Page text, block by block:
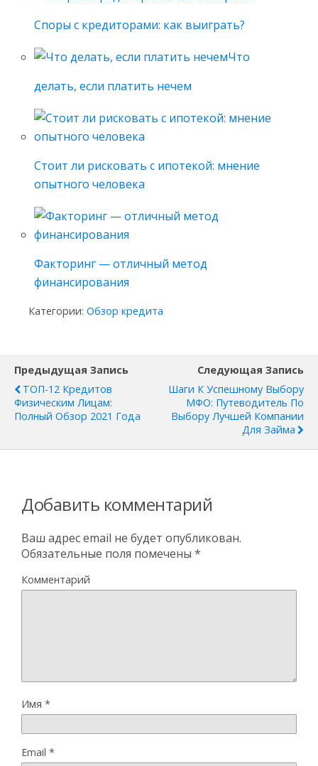
Споры с кредиторами: как выиграть?
Что
делать, если платить нечем
Стоит ли рисковать с ипотекой: мнение
опытного человека
Факторинг — отличный метод
финансирования
Категории: Обзор кредита
Предыдущая Запись
ТОП-12 Кредитов
Физическим Лицам:
Полный Обзор 2021 Года
Следующая Запись
Шаги К Успешному Выбору
МФО: Путеводитель По
Выбору Лучшей Компании
Для Займа
Добавить комментарий
Ваш адрес email не будет опубликован.
Обязательные поля помечены *
Комментарий
Имя *
Email *